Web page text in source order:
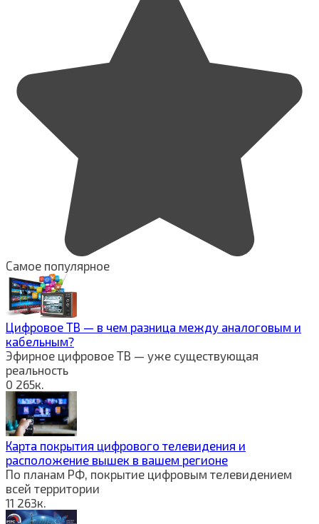
Самое популярное
Цифровое ТВ — в чем разница между аналоговым и
кабельным?
Эфирное цифровое ТВ — уже существующая
реальность
0 265к.
Карта покрытия цифрового телевидения и
расположение вышек в вашем регионе
По планам РФ, покрытие цифровым телевидением
всей территории
11 263к.